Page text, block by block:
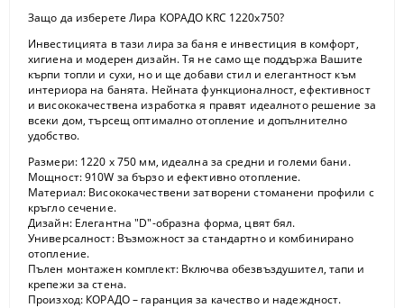
Защо да изберете Лира КОРАДО KRC 1220x750?
Инвестицията в тази лира за баня е инвестиция в комфорт,
хигиена и модерен дизайн. Тя не само ще поддържа Вашите
кърпи топли и сухи, но и ще добави стил и елегантност към
интериора на банята. Нейната функционалност, ефективност
и висококачествена изработка я правят идеалното решение за
всеки дом, търсещ оптимално отопление и допълнително
удобство.
Размери:1220 x 750 мм, идеална за средни и големи бани.
Мощност:910W за бързо и ефективно отопление.
Материал: Висококачествени затворени стоманени профили с
кръгло сечение.
Дизайн:Елегантна "D"-образна форма, цвят бял.
Универсалност:Възможност за стандартно и комбинирано
отопление.
Пълен монтажен комплект:Включва обезвъздушител, тапи и
крепежи за стена.
Произход: КОРАДО – гаранция за качество и надеждност.